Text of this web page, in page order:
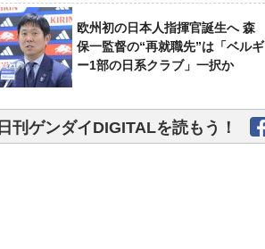
欧州初の日本人指揮官誕生へ 森
保一監督の“再就職先”は「ベルギ
ー1部の日系クラブ」一択か
日刊ゲンダイDIGITALを読もう！